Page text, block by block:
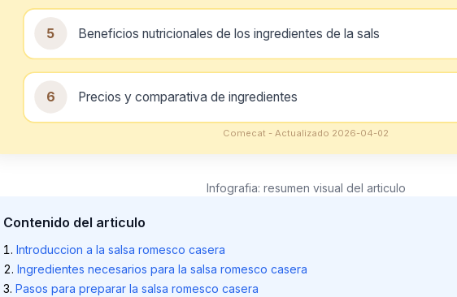
5 Beneficios nutricionales de los ingredientes de la sals
6 Precios y comparativa de ingredientes
Comecat - Actualizado 2026-04-02
Infografia: resumen visual del articulo
Contenido del articulo
Introduccion a la salsa romesco casera
Ingredientes necesarios para la salsa romesco casera
Pasos para preparar la salsa romesco casera